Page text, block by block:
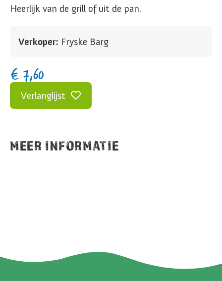
Heerlijk van de grill of uit de pan.
Verkoper: Fryske Barg
€ 7,60
Verlanglijst
MEER INFORMATIE